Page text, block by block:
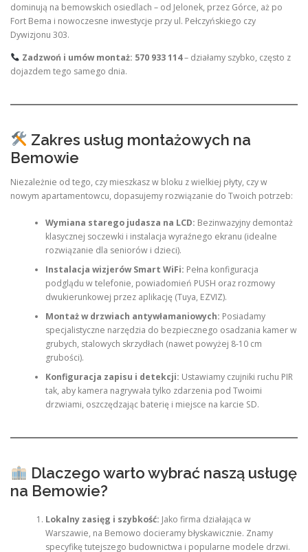
dominują na bemowskich osiedlach – od Jelonek, przez Górce, aż po
Fort Bema i nowoczesne inwestycje przy ul. Pełczyńskiego czy
Dywizjonu 303.
Zadzwoń i umów montaż: 570 933 114– działamy szybko, często z
dojazdem tego samego dnia.
Zakres usług montażowych na
Bemowie
Niezależnie od tego, czy mieszkasz w bloku z wielkiej płyty, czy w
nowym apartamentowcu, dopasujemy rozwiązanie do Twoich potrzeb:
Wymiana starego judasza na LCD: Bezinwazyjny demontaż
klasycznej soczewki i instalacja wyraźnego ekranu (idealne
rozwiązanie dla seniorów i dzieci).
Instalacja wizjerów Smart WiFi: Pełna konfiguracja
podglądu w telefonie, powiadomień PUSH oraz rozmowy
dwukierunkowej przez aplikację (Tuya, EZVIZ).
Montaż w drzwiach antywłamaniowych: Posiadamy
specjalistyczne narzędzia do bezpiecznego osadzania kamer w
grubych, stalowych skrzydłach (nawet powyżej 8-10 cm
grubości).
Konfiguracja zapisu i detekcji: Ustawiamy czujniki ruchu PIR
tak, aby kamera nagrywała tylko zdarzenia pod Twoimi
drzwiami, oszczędzając baterię i miejsce na karcie SD.
Dlaczego warto wybrać naszą usługę
na Bemowie?
Lokalny zasięg i szybkość: Jako firma działająca w
Warszawie, na Bemowo docieramy błyskawicznie. Znamy
specyfikę tutejszego budownictwa i popularne modele drzwi.